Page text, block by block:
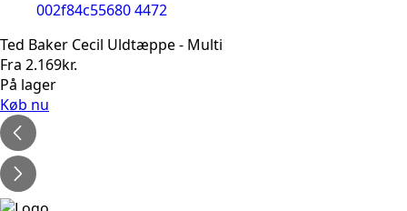
Ted Baker Cecil Uldtæppe - Multi
Fra 2.169kr.
På lager
Køb nu